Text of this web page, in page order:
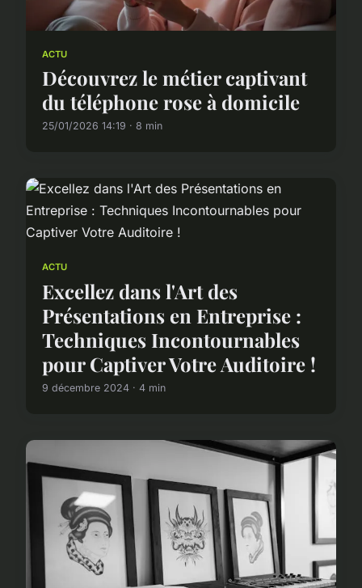
ACTU
Découvrez le métier captivant
du téléphone rose à domicile
25/01/2026 14:19 · 8 min
ACTU
Excellez dans l'Art des
Présentations en Entreprise :
Techniques Incontournables
pour Captiver Votre Auditoire !
9 décembre 2024 · 4 min